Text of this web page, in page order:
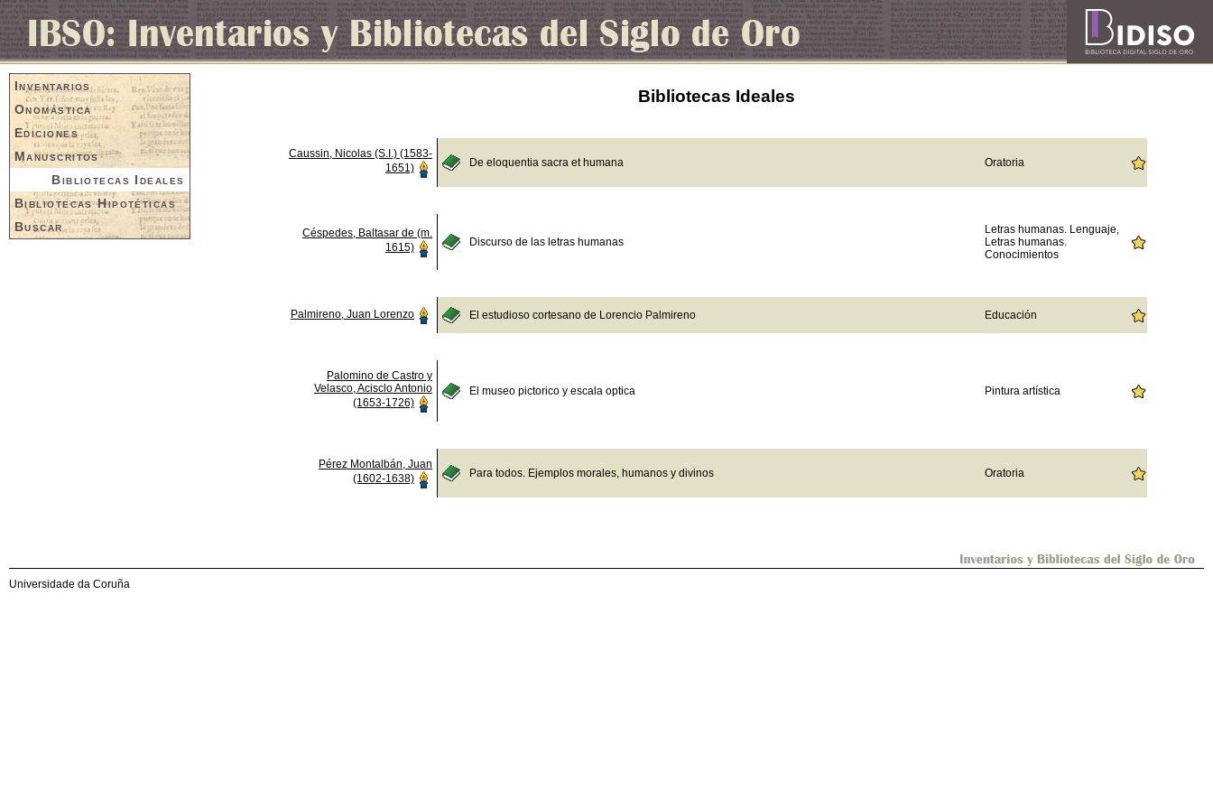
Inventarios
Onomástica
Ediciones
Manuscritos
Bibliotecas Ideales
Bibliotecas Hipotéticas
Buscar
Bibliotecas Ideales
Caussin, Nicolas (S.I.) (1583-
1651)
De eloquentia sacra et humana Oratoria
Céspedes, Baltasar de (m.
1615)
Discurso de las letras humanas
Letras humanas. Lenguaje,
Letras humanas.
Conocimientos
Palmireno, Juan Lorenzo El estudioso cortesano de Lorencio Palmireno Educación
Palomino de Castro y
Velasco, Acisclo Antonio
(1653-1726)
El museo pictorico y escala optica Pintura artística
Pérez Montalbán, Juan
(1602-1638)
Para todos. Ejemplos morales, humanos y divinos Oratoria
Universidade da Coruña